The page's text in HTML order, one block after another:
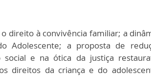
direito à convivência familiar; a
Adolescente; a proposta de
e na ótica da justiça
direitos da criança e do